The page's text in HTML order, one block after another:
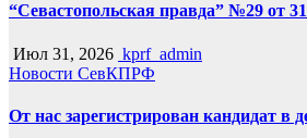
“Севастопольская правда” №29 от
Июл 31, 2026 kprf_admin
Новости СевКПРФ
От нас зарегистрирован кандидат в